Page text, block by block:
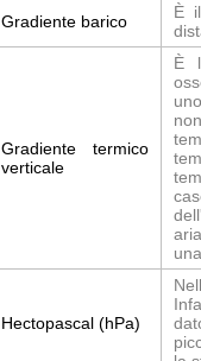
Gradiente barico
È
Gradiente termico
verticale
È
Hectopascal (hPa)